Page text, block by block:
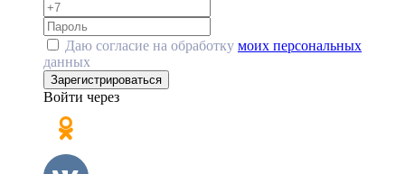
Даю согласие на обработку моих персональных
данных
Зарегистрироваться
Войти через